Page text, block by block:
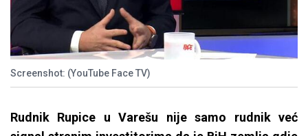
Screenshot: (YouTube Face TV)
Rudnik Rupice u Varešu nije samo rudnik već